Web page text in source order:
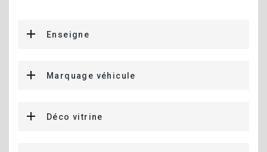
Enseigne
Marquage véhicule
Déco vitrine